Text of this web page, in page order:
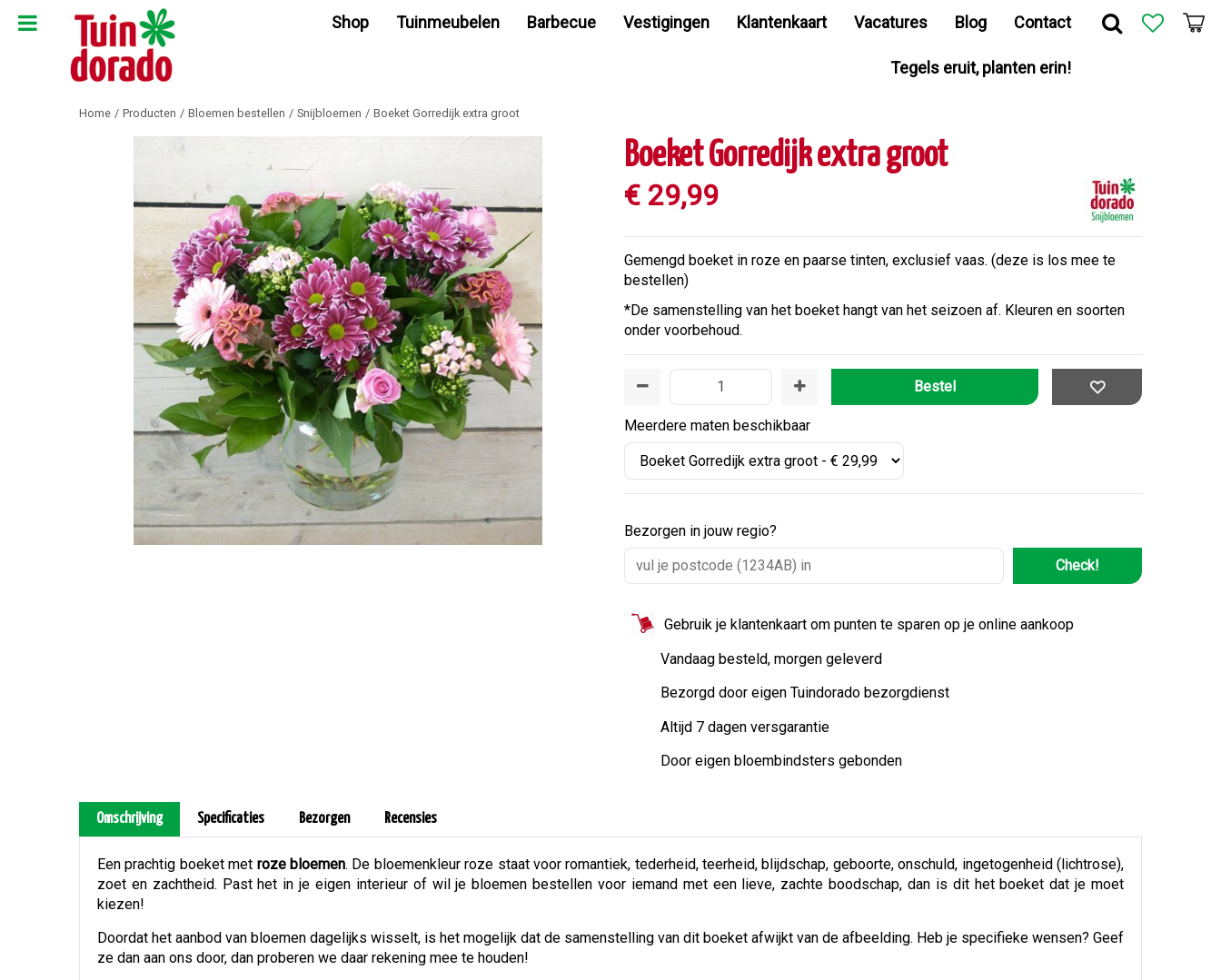
naar
Home Producten Bloemen bestellen Snijbloemen Boeket Gorredijk extra groot
Shop Tuinmeubelen Barbecue Vestigingen Klantenkaart Vacatures Blog Contact
Tegels eruit, planten erin!
Boeket Gorredijk extra groot
€ 29,99
Gemengd boeket in roze en paarse tinten, exclusief vaas. (deze is los mee te
bestellen)
*De samenstelling van het boeket hangt van het seizoen af. Kleuren en soorten
onder voorbehoud.
Meerdere maten beschikbaar
Bezorgen in jouw regio?
Check!
Gebruik je klantenkaart om punten te sparen op je online aankoop
Vandaag besteld, morgen geleverd
Bezorgd door eigen Tuindorado bezorgdienst
Altijd 7 dagen versgarantie
Door eigen bloembindsters gebonden
Omschrijving Specificaties Bezorgen Recensies
Een prachtig boeket met roze bloemen. De bloemenkleur roze staat voor romantiek, tederheid, teerheid, blijdschap, geboorte, onschuld, ingetogenheid (lichtrose),
zoet en zachtheid. Past het in je eigen interieur of wil je bloemen bestellen voor iemand met een lieve, zachte boodschap, dan is dit het boeket dat je moet
kiezen!
Doordat het aanbod van bloemen dagelijks wisselt, is het mogelijk dat de samenstelling van dit boeket afwijkt van de afbeelding. Heb je specifieke wensen? Geef
ze dan aan ons door, dan proberen we daar rekening mee te houden!